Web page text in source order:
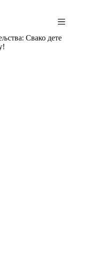
Свако дете